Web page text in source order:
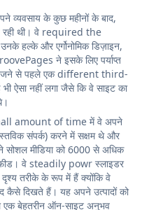
व्यवसाय के कुछ महीनों के बाद,
थी। वे required the
हल्के और एर्गोनोमिक डिज़ाइन,
ने इसके लिए पर्याप्त
खोजने से पहले एक different third-
ऐसा नहीं लगा जैसे कि वे साइट का
amount of time में वे अपने
संपर्क) करने में सक्षम थे और
मीडिया को 6000 से अधिक
फ़ीड। वे steadily powr स्लाइडर
दृश्य तरीके के रूप में हैं क्योंकि वे
कैसे दिखते हैं। यह अपने उत्पादों को
एक बेहतरीन ऑन-साइट अनुभव